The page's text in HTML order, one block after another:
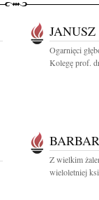
Ogarnięci
Kolegę prof.
Z wielkim
wieloletniej